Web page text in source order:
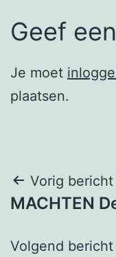
Geef
Je moet
plaatsen.
Vorig bericht
MACHTEN
Volgend bericht